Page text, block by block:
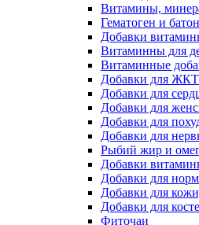
Витамины,
Гематоген и
Добавки
Витаминны для
Витаминные
Добавки для ЖКТ
Добавки для
Добавки для
Добавки для
Добавки для
Рыбий жир и
Добавки
Добавки для
Добавки для
Добавки для
Фиточаи